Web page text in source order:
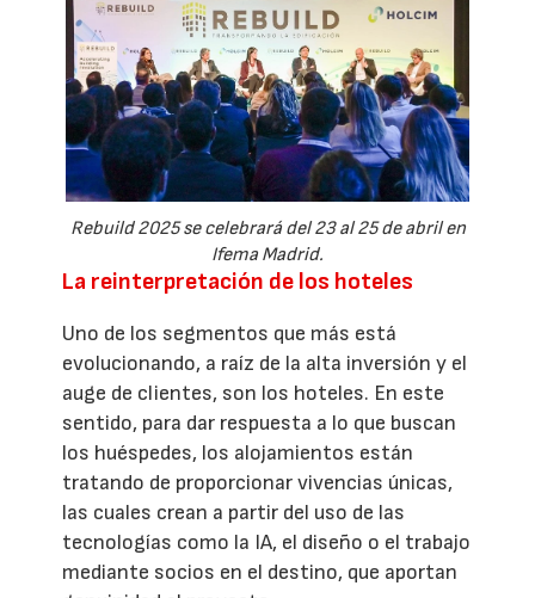
Rebuild 2025 se celebrará del 23 al 25 de abril en
Ifema Madrid.
La reinterpretación de los hoteles
Uno de los segmentos que más está
evolucionando, a raíz de la alta inversión y el
auge de clientes, son los hoteles. En este
sentido, para dar respuesta a lo que buscan
los huéspedes, los alojamientos están
tratando de proporcionar vivencias únicas,
las cuales crean a partir del uso de las
tecnologías como la IA, el diseño o el trabajo
mediante socios en el destino, que aportan